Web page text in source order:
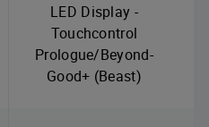
LED Display -
Touchcontrol
Prologue/Beyond-
Good+ (Beast)